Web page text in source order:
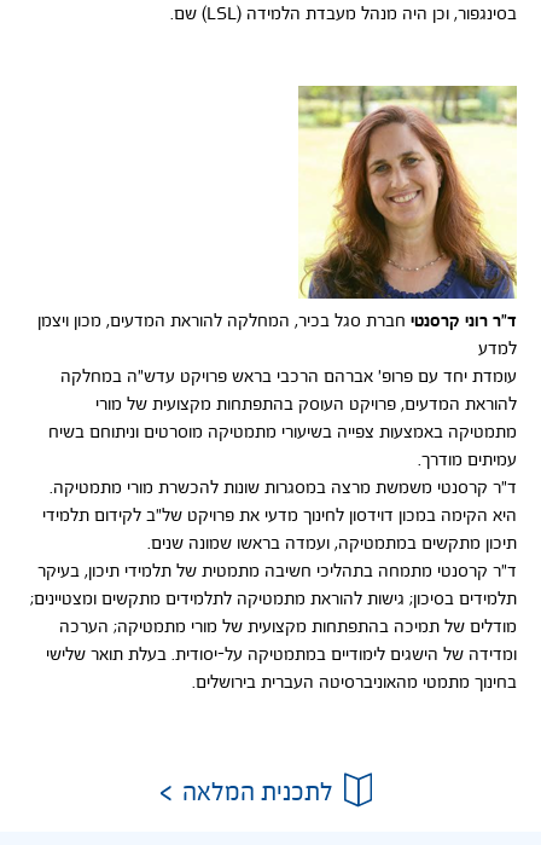
בסינגפור, וכן היה מנהל מעבדת הלמידה (LSL) שם.
ד"ר רוני קרסנטי חברת סגל בכיר, המחלקה להוראת המדעים, מכון ויצמן
למדע
עומדת יחד עם פרופ' אברהם הרכבי בראש פרויקט עדש"ה במחלקה
להוראת המדעים, פרויקט העוסק בהתפתחות מקצועית של מורי
מתמטיקה באמצעות צפייה בשיעורי מתמטיקה מוסרטים וניתוחם בשיח
עמיתים מודרך.
ד"ר קרסנטי משמשת מרצה במסגרות שונות להכשרת מורי מתמטיקה.
היא הקימה במכון דוידסון לחינוך מדעי את פרויקט של"ב לקידום תלמידי
תיכון מתקשים במתמטיקה, ועמדה בראשו שמונה שנים.
ד"ר קרסנטי מתמחה בתהליכי חשיבה מתמטית של תלמידי תיכון, בעיקר
תלמידים בסיכון; גישות להוראת מתמטיקה לתלמידים מתקשים ומצטיינים;
מודלים של תמיכה בהתפתחות מקצועית של מורי מתמטיקה; הערכה
ומדידה של הישגים לימודיים במתמטיקה על-יסודית. בעלת תואר שלישי
בחינוך מתמטי מהאוניברסיטה העברית בירושלים.
לתכנית המלאה